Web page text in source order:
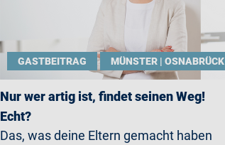
GASTBEITRAG MÜNSTER | OSNABRÜCK
Nur wer artig ist, findet seinen Weg!
Echt?
Das, was deine Eltern gemacht haben